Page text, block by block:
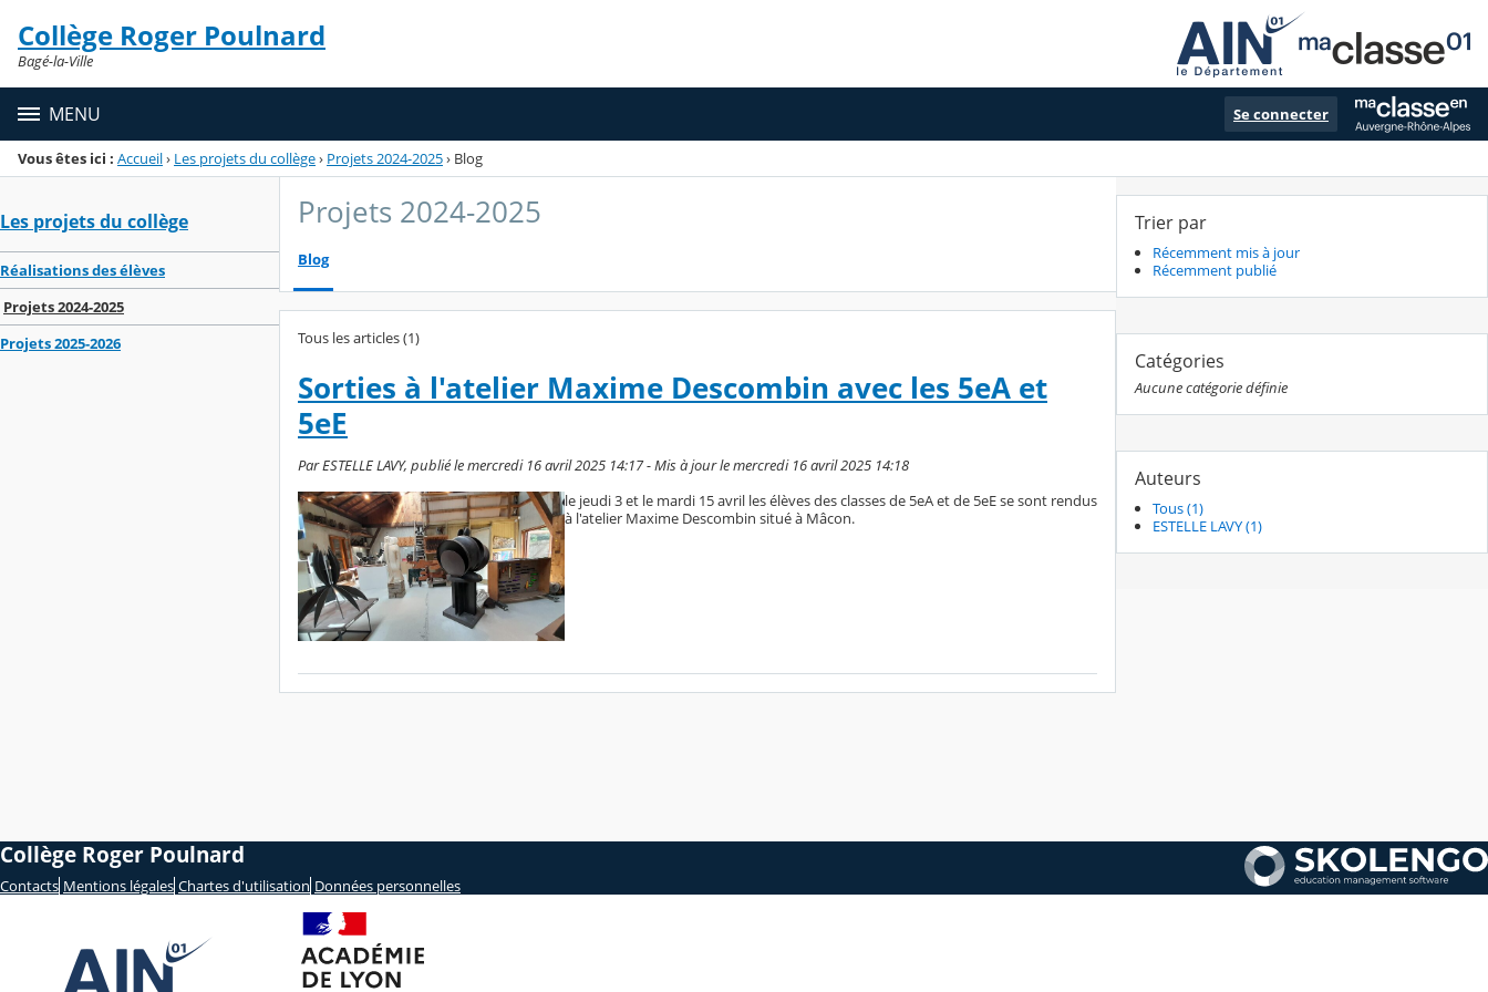
Menu de la rubrique
Contenu
Collège Roger Poulnard
Bagé-la-Ville
MENU Se connecter
Vous êtes ici : Accueil› Les projets du collège› Projets 2024-2025› Blog
Les projets du collège
Réalisations des élèves
Projets 2024-2025
Projets 2025-2026
Projets 2024-2025
Blog
Tous les articles (1)
Sorties à l'atelier Maxime Descombin avec les 5eA et
5eE
Par ESTELLE LAVY, publié le mercredi 16 avril 2025 14:17 - Mis à jour le mercredi 16 avril 2025 14:18
le jeudi 3 et le mardi 15 avril les élèves des classes de 5eA et de 5eE se sont rendus
à l'atelier Maxime Descombin situé à Mâcon.
Trier par
Récemment mis à jour
Récemment publié
Catégories
Aucune catégorie définie
Auteurs
Tous (1)
ESTELLE LAVY (1)
Collège Roger Poulnard
Contacts Mentions légales Chartes d'utilisation Données personnelles